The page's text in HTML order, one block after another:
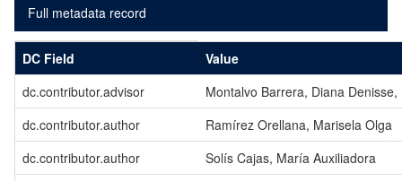
Full metadata record
DC Field
Value
dc.contributor.advisor
Montalvo Barrera, Diana Denisse,
dc.contributor.author
Ramírez Orellana, Marisela Olga
dc.contributor.author
Solís Cajas, María Auxiliadora